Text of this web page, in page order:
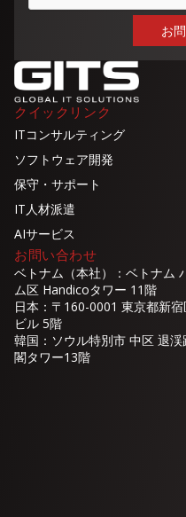
クイックリンク
ITコンサルティング
ソフトウェア開発
保守・サポート
IT人材派遣
AIサービス
お問い合わせ
ベトナム（本社）：ベトナム
ム区 Handicoタワー 11階
日本：〒160-0001 東京都新
ビル 5階
韓国：ソウル特別市 中区 退
閣タワー13階